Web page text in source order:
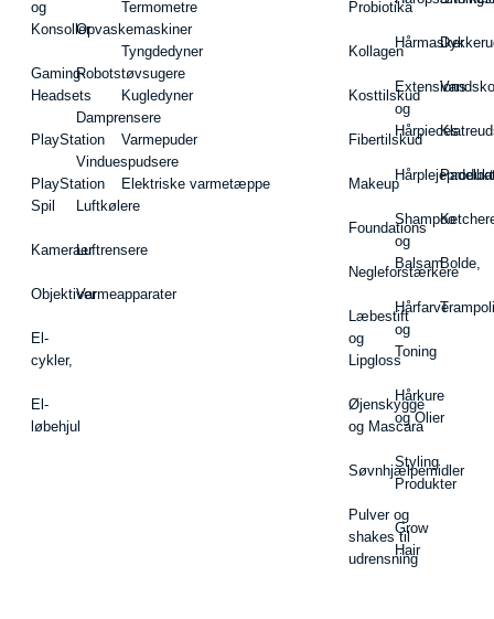
og
Konsoller
Gaming-
Headsets
PlayStation
PlayStation
Spil
Kameraer
Objektiver
El-
cykler,
El-
løbehjul
Opvaskemaskiner
Robotstøvsugere
Damprensere
Vinduespudsere
Luftkølere
Luftrensere
Varmeapparater
Termometre
Tyngdedyner
Kugledyner
Varmepuder
Elektriske varmetæppe
Probiotika
Kollagen
Kosttilskud
Fibertilskud
Makeup
Foundations
Negleforstærkere
Læbestift
og
Lipgloss
Øjenskygge
og Mascara
Søvnhjælpemidler
Pulver og
shakes til
udrensning
Hårmasker
Extensions
og
Hårpieces
Shampoo
og
Balsam
Hårfarve
og
Toning
Hårkure
og Olier
Styling
Produkter
Grow
Hair
Vandsko
Bolde,